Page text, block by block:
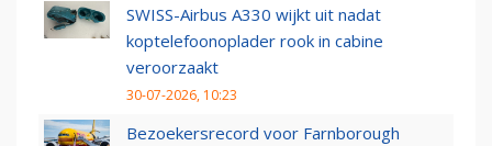
SWISS-Airbus A330 wijkt uit nadat
koptelefoonoplader rook in cabine
veroorzaakt
30-07-2026, 10:23
Bezoekersrecord voor Farnborough